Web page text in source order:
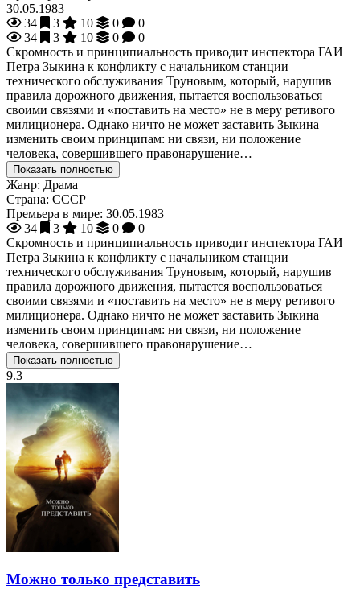
30.05.1983
34
3 10 0
0
34
3 10 0
0
Скромность и принципиальность приводит инспектора ГАИ
Петра Зыкина к конфликту с начальником станции
технического обслуживания Труновым, который, нарушив
правила дорожного движения, пытается воспользоваться
своими связями и «поставить на место» не в меру ретивого
милиционера. Однако ничто не может заставить Зыкина
изменить своим принципам: ни связи, ни положение
человека, совершившего правонарушение…
Показать полностью
Жанр: Драма
Страна: СССР
Премьера в мире: 30.05.1983
34
3 10 0
0
Скромность и принципиальность приводит инспектора ГАИ
Петра Зыкина к конфликту с начальником станции
технического обслуживания Труновым, который, нарушив
правила дорожного движения, пытается воспользоваться
своими связями и «поставить на место» не в меру ретивого
милиционера. Однако ничто не может заставить Зыкина
изменить своим принципам: ни связи, ни положение
человека, совершившего правонарушение…
Показать полностью
9.3
Можно только представить